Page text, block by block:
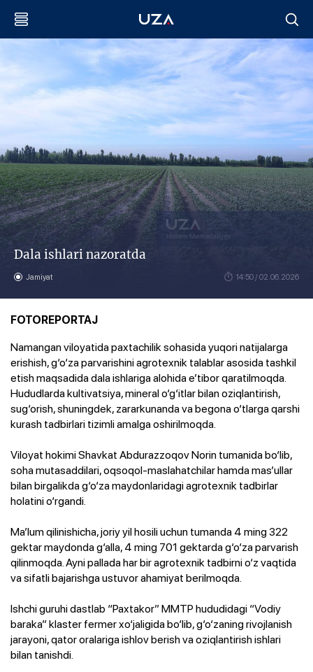
Dala ishlari nazoratda
Jamiyat 14:50 / 02.06.2026
FOTOREPORTAJ
Namangan viloyatida paxtachilik sohasida yuqori natijalarga
erishish, g‘o‘za parvarishini agrotexnik talablar asosida tashkil
etish maqsadida dala ishlariga alohida e’tibor qaratilmoqda.
Hududlarda kultivatsiya, mineral o‘g‘itlar bilan oziqlantirish,
sug‘orish, shuningdek, zararkunanda va begona o‘tlarga qarshi
kurash tadbirlari tizimli amalga oshirilmoqda.
Viloyat hokimi Shavkat Abdurazzoqov Norin tumanida bo‘lib,
soha mutasaddilari, oqsoqol-maslahatchilar hamda mas’ullar
bilan birgalikda g‘o‘za maydonlaridagi agrotexnik tadbirlar
holatini o‘rgandi.
Ma’lum qilinishicha, joriy yil hosili uchun tumanda 4 ming 322
gektar maydonda g‘alla, 4 ming 701 gektarda g‘o‘za parvarish
qilinmoqda. Ayni pallada har bir agrotexnik tadbirni o‘z vaqtida
va sifatli bajarishga ustuvor ahamiyat berilmoqda.
Ishchi guruhi dastlab “Paxtakor” MMTP hududidagi “Vodiy
baraka” klaster fermer xo‘jaligida bo‘lib, g‘o‘zaning rivojlanish
jarayoni, qator oralariga ishlov berish va oziqlantirish ishlari
bilan tanishdi.